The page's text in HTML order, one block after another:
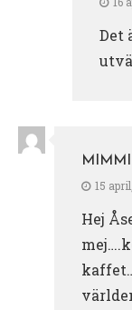
Det
MIMMI
15
Hej